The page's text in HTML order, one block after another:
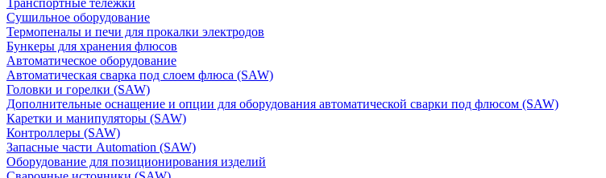
Транспортные тележки
Сушильное оборудование
Термопеналы и печи для прокалки электродов
Бункеры для хранения флюсов
Автоматическое оборудование
Автоматическая сварка под слоем флюса (SAW)
Головки и горелки (SAW)
Дополнительные оснащение и опции для оборудования автоматической сварки под флюсом (SAW)
Каретки и манипуляторы (SAW)
Контроллеры (SAW)
Запасные части Automation (SAW)
Оборудование для позиционирования изделий